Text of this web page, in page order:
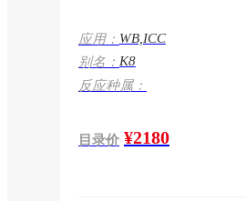
应用： WB,ICC
别名： K8
反应种属：
目录价 ¥2180